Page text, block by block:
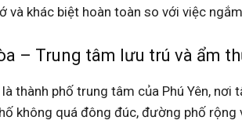
và khác biệt hoàn toàn so với việc
– Trung tâm lưu trú và ẩm
là thành phố trung tâm của Phú Yên,
không quá đông đúc, đường phố rộng